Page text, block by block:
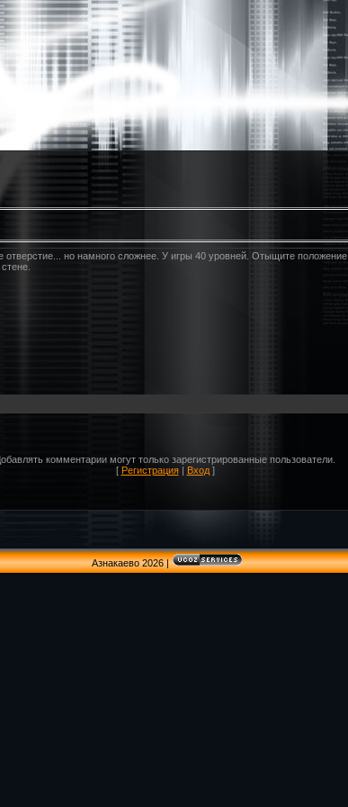
отверстие... но намного сложнее. У игры 40 уровней. Отыщите положение,
комментарии могут только зарегистрированные пользователи.
[ Регистрация| Вход]
Азнакаево 2026|